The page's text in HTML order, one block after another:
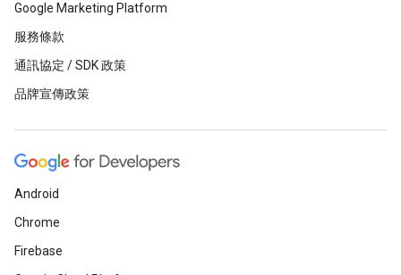
Google Marketing Platform
服務條款
通訊協定 / SDK 政策
品牌宣傳政策
Android
Chrome
Firebase